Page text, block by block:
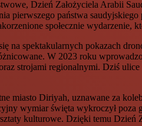
Dzień Założyciela Arabii
pierwszego państwa
społecznie
na spektakularnych pokazach
W 2023 roku
strojami regionalnymi. Dziś
miasto Diriyah, uznawane za
wymiar święta wykroczył
kulturowe. Dzięki temu Dzień